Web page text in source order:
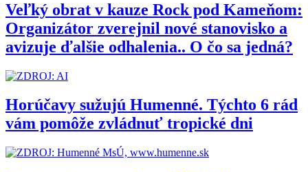
Veľký obrat v kauze Rock pod Kameňom:
Organizátor zverejnil nové stanovisko a
avizuje ďalšie odhalenia.. O čo sa jedná?
Horúčavy sužujú Humenné. Týchto 6 rád
vám pomôže zvládnuť tropické dni